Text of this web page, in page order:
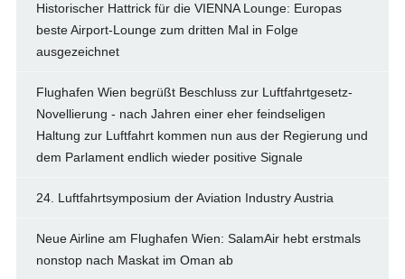
Historischer Hattrick für die VIENNA Lounge: Europas
beste Airport-Lounge zum dritten Mal in Folge
ausgezeichnet
Flughafen Wien begrüßt Beschluss zur Luftfahrtgesetz-
Novellierung - nach Jahren einer eher feindseligen
Haltung zur Luftfahrt kommen nun aus der Regierung und
dem Parlament endlich wieder positive Signale
24. Luftfahrtsymposium der Aviation Industry Austria
Neue Airline am Flughafen Wien: SalamAir hebt erstmals
nonstop nach Maskat im Oman ab